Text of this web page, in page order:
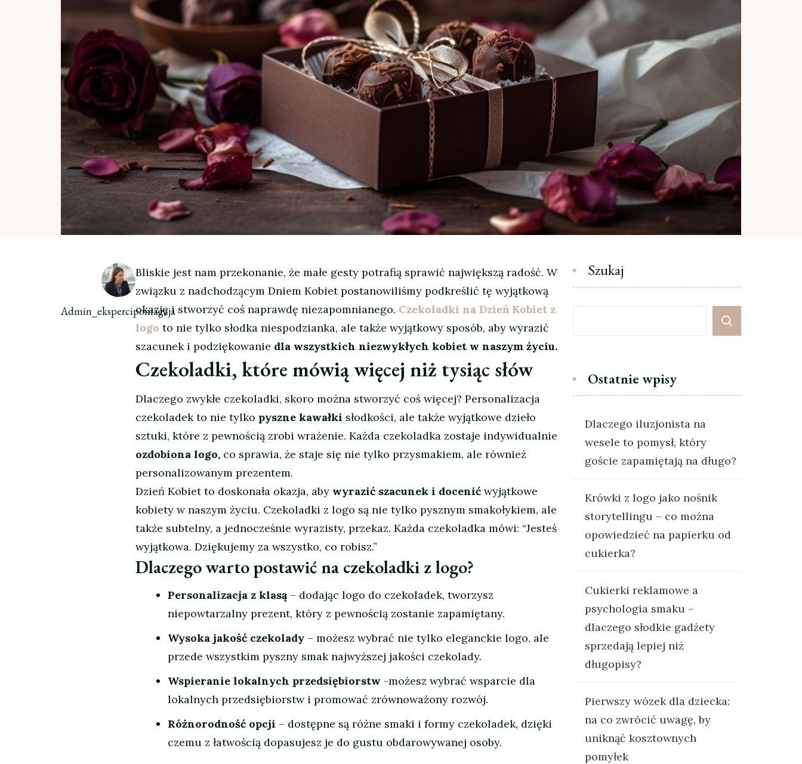
Admin_ekspercipomagaja
Bliskie jest nam przekonanie, że małe gesty potrafią sprawić największą radość. W
związku z nadchodzącym Dniem Kobiet postanowiliśmy podkreślić tę wyjątkową
okazję i stworzyć coś naprawdę niezapomnianego. Czekoladki na Dzień Kobiet z
logo to nie tylko słodka niespodzianka, ale także wyjątkowy sposób, aby wyrazić
szacunek i podziękowanie dla wszystkich niezwykłych kobiet w naszym życiu.
Czekoladki, które mówią więcej niż tysiąc słów
Dlaczego zwykłe czekoladki, skoro można stworzyć coś więcej? Personalizacja
czekoladek to nie tylko pyszne kawałki słodkości, ale także wyjątkowe dzieło
sztuki, które z pewnością zrobi wrażenie. Każda czekoladka zostaje indywidualnie
ozdobiona logo, co sprawia, że staje się nie tylko przysmakiem, ale również
personalizowanym prezentem.
Dzień Kobiet to doskonała okazja, aby wyrazić szacunek i docenić wyjątkowe
kobiety w naszym życiu. Czekoladki z logo są nie tylko pysznym smakołykiem, ale
także subtelny, a jednocześnie wyrazisty, przekaz. Każda czekoladka mówi: “Jesteś
wyjątkowa. Dziękujemy za wszystko, co robisz.”
Dlaczego warto postawić na czekoladki z logo?
Personalizacja z klasą – dodając logo do czekoladek, tworzysz
niepowtarzalny prezent, który z pewnością zostanie zapamiętany.
Wysoka jakość czekolady – możesz wybrać nie tylko eleganckie logo, ale
przede wszystkim pyszny smak najwyższej jakości czekolady.
Wspieranie lokalnych przedsiębiorstw -możesz wybrać wsparcie dla
lokalnych przedsiębiorstw i promować zrównoważony rozwój.
Różnorodność opcji – dostępne są różne smaki i formy czekoladek, dzięki
czemu z łatwością dopasujesz je do gustu obdarowywanej osoby.
Szukaj
Ostatnie wpisy
Dlaczego iluzjonista na
wesele to pomysł, który
goście zapamiętają na długo?
Krówki z logo jako nośnik
storytellingu – co można
opowiedzieć na papierku od
cukierka?
Cukierki reklamowe a
psychologia smaku –
dlaczego słodkie gadżety
sprzedają lepiej niż
długopisy?
Pierwszy wózek dla dziecka:
na co zwrócić uwagę, by
uniknąć kosztownych
pomyłek